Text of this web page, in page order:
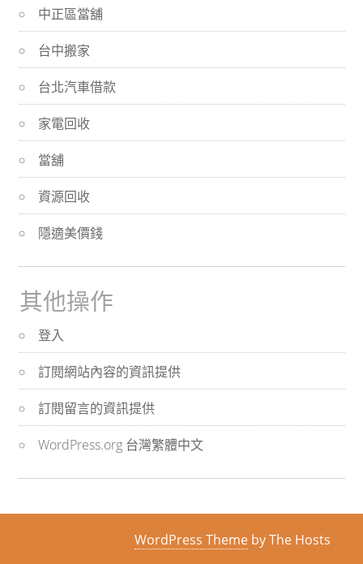
中正區當舖
台中搬家
台北汽車借款
家電回收
當舖
資源回收
隱適美價錢
其他操作
登入
訂閱網站內容的資訊提供
訂閱留言的資訊提供
WordPress.org 台灣繁體中文
WordPress Theme by The Hosts